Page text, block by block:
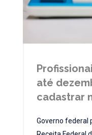
até
cadastrar
Governo federal